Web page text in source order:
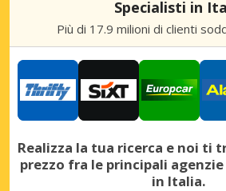
Specialisti in
Più di 17.9 milioni di clienti
Realizza la tua ricerca e noi ti
prezzo fra le principali
in Italia.